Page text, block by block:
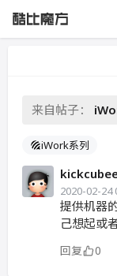
来自帖子：
iWork系列
2020-02-24
提供机器
己想起或
回复 0